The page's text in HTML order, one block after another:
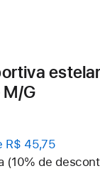
G
R$ 45,75
(10% de